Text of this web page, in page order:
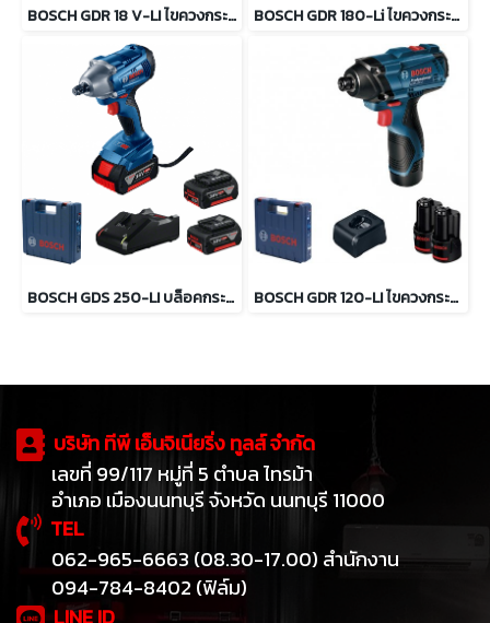
BOSCH GDR 18 V-LI ไขควงกระแทกไร้สาย 18 โวลต์ BOSCH GDR 180-Li ไขควงกระแทกไร้สาย 18 โวลต์
BOSCH GDS 250-LI บล็อคกระแทกไร้สาย 1/2นิ้ว 18 โวลต์ BOSCH GDR 120-LI ไขควงกระแทกไร้สาย 12 โวลต์
บริษัท ทีพี เอ็นจิเนียริ่ง ทูลส์ จำกัด
เลขที่ 99/117 หมู่ที่ 5 ตำบล ไทรม้า
อำเภอ เมืองนนทบุรี จังหวัด นนทบุรี 11000
TEL
062-965-6663 (08.30-17.00) สำนักงาน
094-784-8402 (ฟิล์ม)